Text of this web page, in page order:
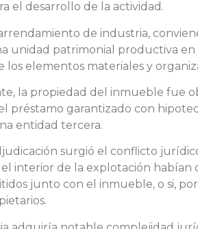
el desarrollo de la actividad.
de industria,
unidad patrimonial productiva
los elementos materiales y
la propiedad del inmueble fue
préstamo garantizado con
entidad tercera.
surgió el conflicto
interior de la explotación
junto con el inmueble, o si,